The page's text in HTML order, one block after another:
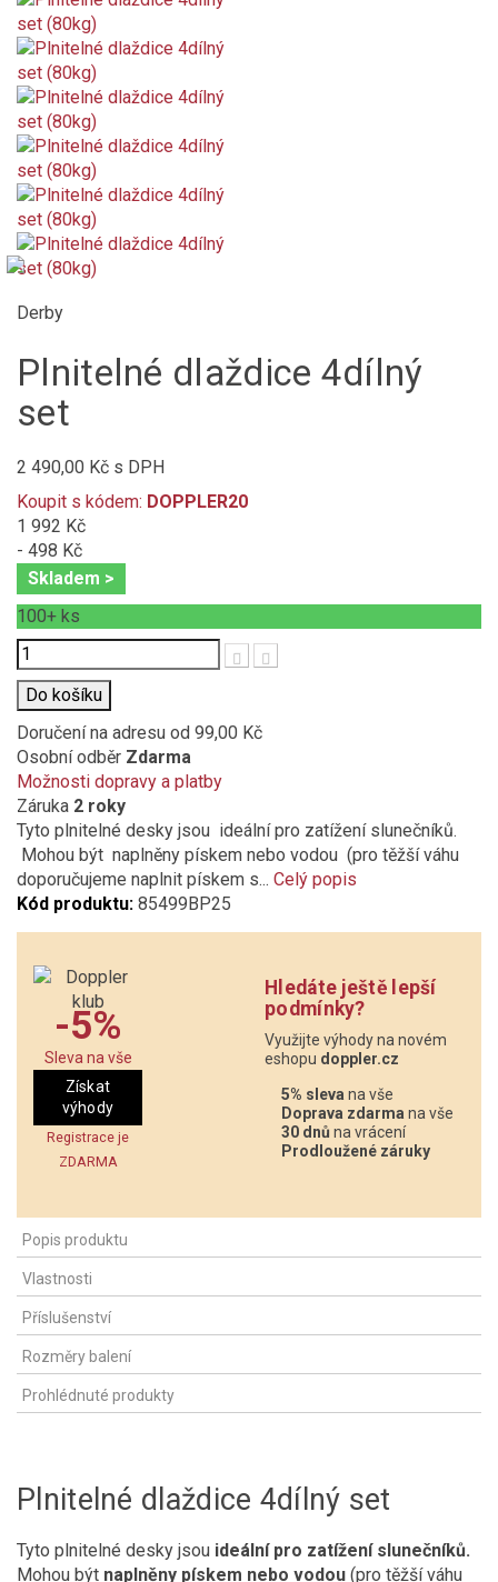
Derby
Plnitelné dlaždice 4dílný
set
2 490,00 Kč s DPH
Koupit s kódem: DOPPLER20
1 992 Kč
- 498 Kč
Skladem >
100+ ks
Počet
Do košíku
Doručení na adresu od 99,00 Kč
Osobní odběr Zdarma
Možnosti dopravy a platby
Záruka 2 roky
Tyto plnitelné desky jsou ideální pro zatížení slunečníků.
Mohou být naplněny pískem nebo vodou (pro těžší váhu
doporučujeme naplnit pískem s... Celý popis
Kód produktu: 85499BP25
-5%
Sleva na vše
Získat
výhody
Registrace je
ZDARMA
Hledáte ještě lepší
podmínky?
Využijte výhody na novém
eshopu doppler.cz
5% sleva na vše
Doprava zdarma na vše
30 dnů na vrácení
Prodloužené záruky
Popis produktu
Vlastnosti
Příslušenství
Rozměry balení
Prohlédnuté produkty
Plnitelné dlaždice 4dílný set
Tyto plnitelné desky jsou ideální pro zatížení slunečníků.
Mohou být naplněny pískem nebo vodou (pro těžší váhu